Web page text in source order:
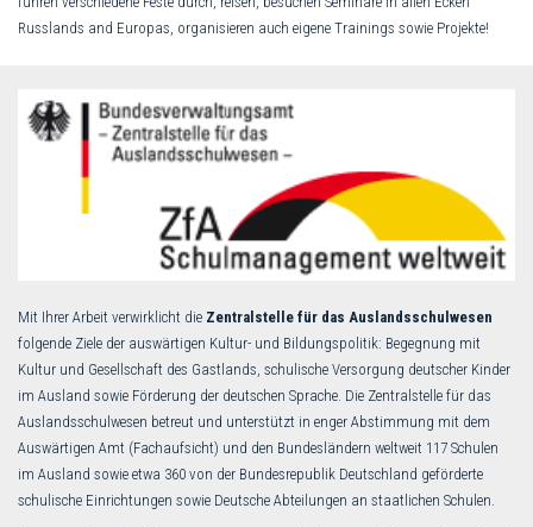
Russlands and Europas, organisieren auch eigene Trainings sowie Projekte!
Mit Ihrer Arbeit verwirklicht die Zentralstelle für das Auslandsschulwesen
folgende Ziele der auswärtigen Kultur- und Bildungspolitik: Begegnung mit
Kultur und Gesellschaft des Gastlands, schulische Versorgung deutscher Kinder
im Ausland sowie Förderung der deutschen Sprache. Die Zentralstelle für das
Auslandsschulwesen betreut und unterstützt in enger Abstimmung mit dem
Auswärtigen Amt (Fachaufsicht) und den Bundesländern weltweit 117 Schulen
im Ausland sowie etwa 360 von der Bundesrepublik Deutschland geförderte
schulische Einrichtungen sowie Deutsche Abteilungen an staatlichen Schulen.